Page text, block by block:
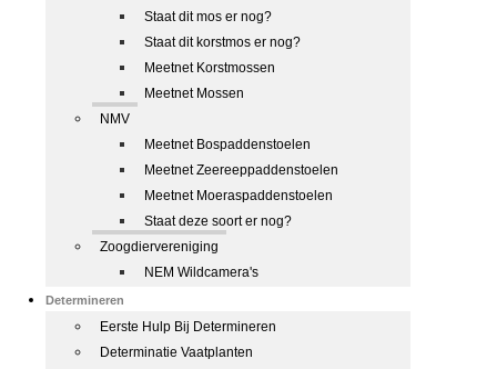
Staat dit mos er nog?
Staat dit korstmos er nog?
Meetnet Korstmossen
Meetnet Mossen
NMV
Meetnet Bospaddenstoelen
Meetnet Zeereeppaddenstoelen
Meetnet Moeraspaddenstoelen
Staat deze soort er nog?
Zoogdiervereniging
NEM Wildcamera's
Determineren
Eerste Hulp Bij Determineren
Determinatie Vaatplanten